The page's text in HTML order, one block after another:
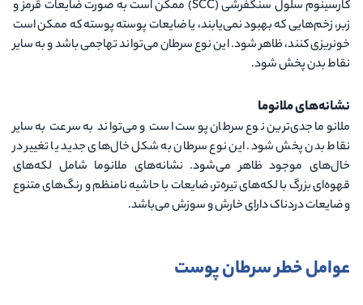
کارسینوم سلول سنگفرشی(SCC)
ممکن است به صورت ضایعات قرمز و
زبر، زخم‌هایی که بهبود نمی‌یابند، یا ضایعات پوسته پوسته که ممکن است
خونریزی کنند، ظاهر شود. این نوع سرطان می‌تواند تهاجمی باشد و به سایر
نقاط بدن پخش شود.
نشانه‌های ملانوما
ملانوما جدی‌ترین نوع سرطان پوست است و می‌تواند به سرعت به سایر
نقاط بدن پخش شود. این نوع سرطان به شکل خال‌های جدید یا تغییر در
خال‌های موجود ظاهر می‌شود. نشانه‌های ملانوما شامل لکه‌های
قهوه‌ای بزرگ با لکه‌های تیره‌تر، ضایعات با حاشیه نامنظم و رنگ‌های متنوع
و ضایعات دردناک دارای خارش و سوزش می‌باشد.
عوامل خطر سرطان پوست